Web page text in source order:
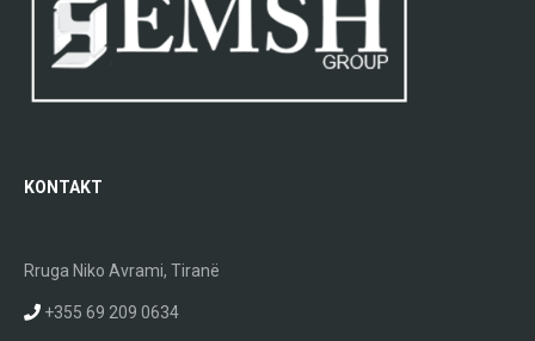
KONTAKT
Rruga Niko Avrami, Tiranë
+355 69 209 0634